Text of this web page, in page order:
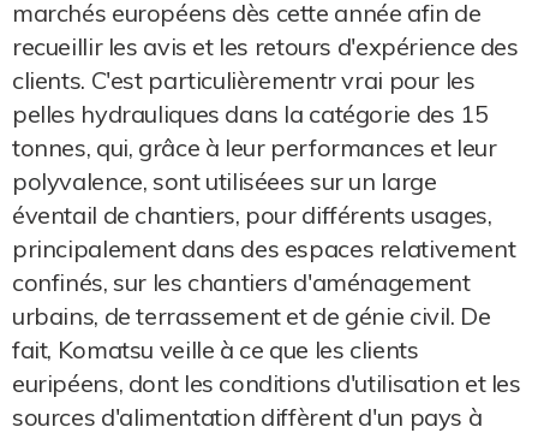
marchés européens dès cette année afin de
recueillir les avis et les retours d'expérience des
clients. C'est particulièrementr vrai pour les
pelles hydrauliques dans la catégorie des 15
tonnes, qui, grâce à leur performances et leur
polyvalence, sont utiliséees sur un large
éventail de chantiers, pour différents usages,
principalement dans des espaces relativement
confinés, sur les chantiers d'aménagement
urbains, de terrassement et de génie civil. De
fait, Komatsu veille à ce que les clients
euripéens, dont les conditions d'utilisation et les
sources d'alimentation diffèrent d'un pays à